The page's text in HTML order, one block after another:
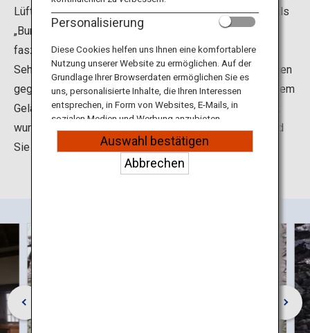
Lüfte erhebt – aus diesem Grund ist sie auch bekannt als
„Burg des Weißen Reihers“. Bewundern Sie den
faszinierenden Burgturm und erkunden Sie die vielen
Sehenswürdigkeiten, wie die verschiedenen Wehranlagen
gegen feindliche Angriffe. Im Garten Koko-en, der auf dem
Gelände der ehemaligen westlichen Residenz angelegt
wurde, können Sie Speisen oder Tee genießen, während
Sie auf die majestätische Burg blicken.
Personalisierung
Diese Cookies helfen uns Ihnen eine komfortablere
Nutzung unserer Website zu ermöglichen. Auf der
Grundlage Ihrer Browserdaten ermöglichen Sie es
uns, personalisierte Inhalte, die Ihren Interessen
entsprechen, in Form von Websites, E-Mails, in
sozialen Medien und Werbung anzubieten.
Auswahl bestätigen
Abbrechen